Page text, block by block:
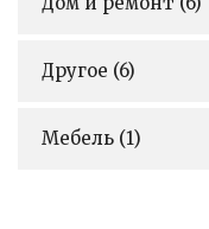
Другое (6)
Мебель (1)